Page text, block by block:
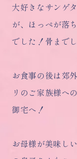
大好きなサンゲ
が、ほっぺが落
でした！骨まで
お食事の後は郊
リのご家族様へ
御宅へ！
お母様が美味し